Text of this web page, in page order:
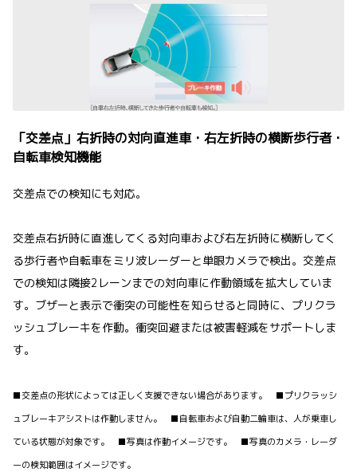
「交差点」右折時の対向直進車・右左折時の横断歩行者・
自転車検知機能
交差点での検知にも対応。
交差点右折時に直進してくる対向車および右左折時に横断してく
る歩行者や自転車をミリ波レーダーと単眼カメラで検出。交差点
での検知は隣接2レーンまでの対向車に作動領域を拡大していま
す。ブザーと表示で衝突の可能性を知らせると同時に、プリクラ
ッシュブレーキを作動。衝突回避または被害軽減をサポートしま
す。
■交差点の形状によっては正しく支援できない場合があります。 ■プリクラッシ
ュブレーキアシストは作動しません。 ■自転車および自動二輪車は、人が乗車し
ている状態が対象です。 ■写真は作動イメージです。 ■写真のカメラ・レーダ
ーの検知範囲はイメージです。